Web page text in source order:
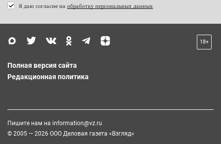
Я даю согласие на обработку персональных данных
18+
Полная версия сайта
Редакционная политика
Пишите нам на information@vz.ru
© 2005 — 2026 ООО Деловая газета «Взгляд»